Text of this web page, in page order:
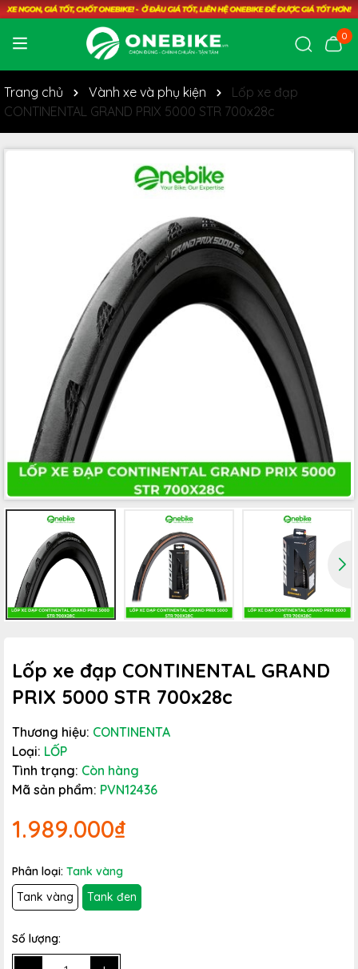
0
Trang chủ Vành xe và phụ kiện
Lốp xe đạp
CONTINENTAL GRAND PRIX 5000 STR 700x28c
Lốp xe đạp CONTINENTAL GRAND
PRIX 5000 STR 700x28c
Thương hiệu: CONTINENTA
Loại: LỐP
Tình trạng: Còn hàng
Mã sản phẩm: PVN12436
1.989.000₫
Phân loại: Tank vàng
Tank vàng
Tank đen
Số lượng: